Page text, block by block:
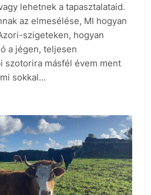
lehetnek a tapasztalataid.
az elmesélése, MI hogyan
szigeteken, hogyan
a jégen, teljesen
szotorira másfél évem ment
sokkal…